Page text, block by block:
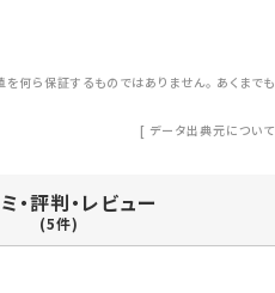
何ら保証するものではありません。 あくまでも
[ データ出典元について
・評判・レビュー
(5件)